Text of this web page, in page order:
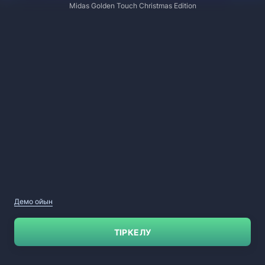
Midas Golden Touch Christmas Edition
Демо ойын
ТІРКЕЛУ